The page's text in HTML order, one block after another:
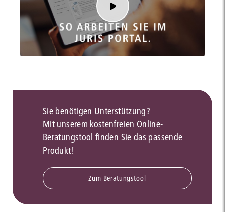
Sie benötigen Unterstützung?
Mit unserem kostenfreien Online-
Beratungstool finden Sie das passende
Produkt!
Zum Beratungstool